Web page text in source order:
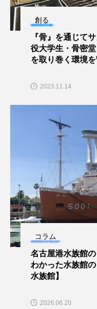
ヨツメウオ ラ
リュウセイクラゲ
ロックシュリンプ
下田海中水族館
企画
保全 健康
共生 分析
北極 医療
創る
『骨』を通じて
役大学生・骨密
を取り巻く環境
2023.11.14
コラム
名古屋港水族館
わかった水族館
水族館】
2026.06.20